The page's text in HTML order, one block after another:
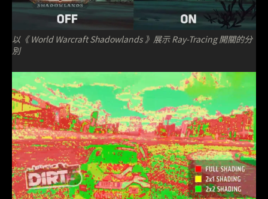
以《 World Warcraft Shadowlands 》展示 Ray-Tracing 開關的分
別